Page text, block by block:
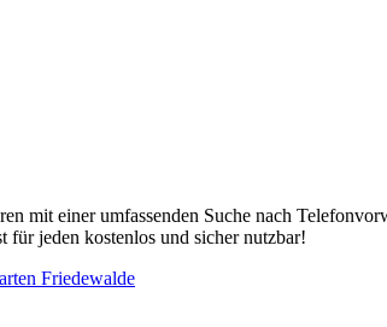
mit einer umfassenden Suche nach
für jeden kostenlos und sicher nutzbar!
Friedewalde